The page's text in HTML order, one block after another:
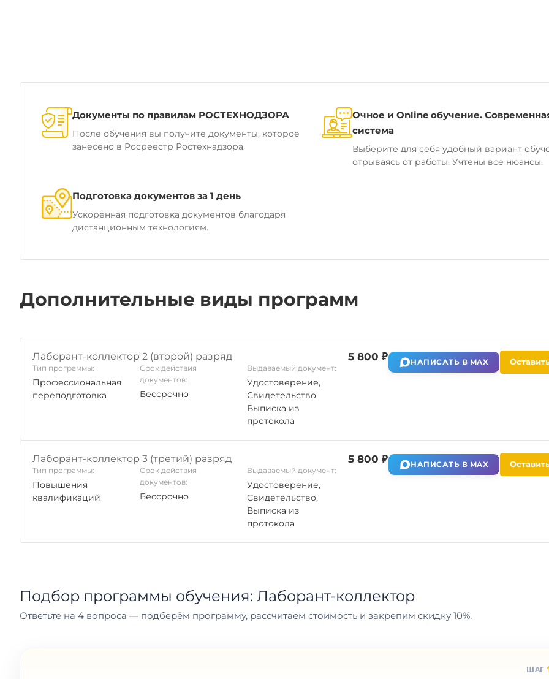
Документы по правилам РОСТЕХНОДЗОРА
После обучения вы получите документы, которое
занесено в Росреестр Ростехнадзора.
Очное и Online обучение.
система
Выберите для себя удобный вариант
отрываясь от работы. Учтены все нюансы.
Подготовка документов за 1 день
Ускоренная подготовка документов благодаря
дистанционным технологиям.
Дополнительные виды программ
Лаборант-коллектор 2 (второй) разряд
Тип программы:
Профессиональная
переподготовка
Срок действия
документов:
Бессрочно
Выдаваемый документ:
Удостоверение,
Свидетельство,
Выписка из
протокола
5 800 ₽ НАПИСАТЬ В MAX
Лаборант-коллектор 3 (третий) разряд
Тип программы:
Повышения
квалификаций
Срок действия
документов:
Бессрочно
Выдаваемый документ:
Удостоверение,
Свидетельство,
Выписка из
протокола
5 800 ₽ НАПИСАТЬ В MAX
Подбор программы обучения: Лаборант-коллектор
Ответьте на 4 вопроса — подберём программу, рассчитаем стоимость и закрепим скидку 10%.
ШАГ